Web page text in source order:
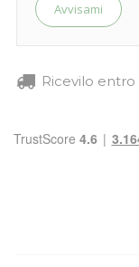
Avvisami
Ricevilo entro